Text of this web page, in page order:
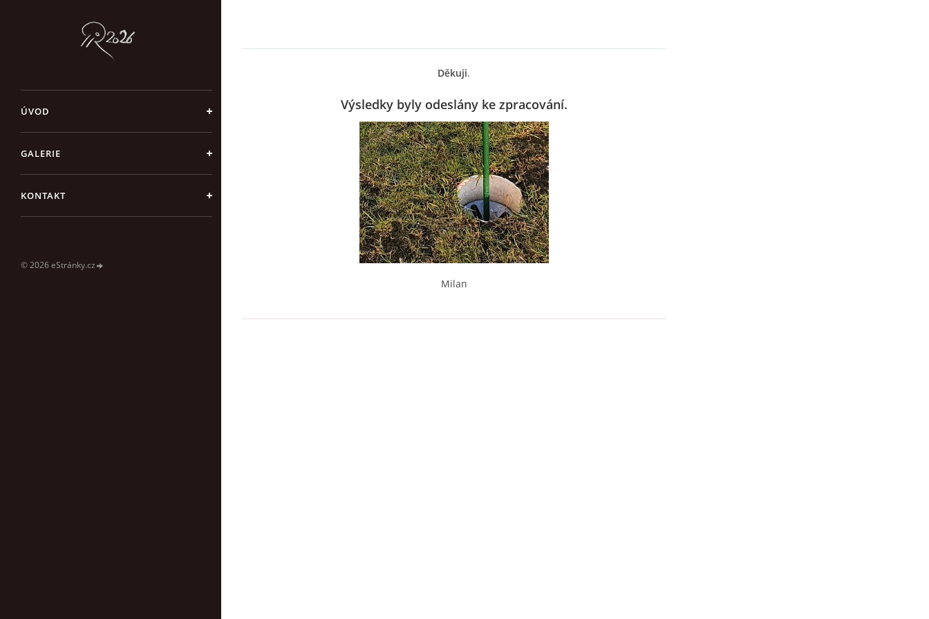
ÚVOD
GALERIE
KONTAKT
© 2026 eStránky.cz
Děkuji.
Výsledky byly odeslány ke zpracování.
Milan